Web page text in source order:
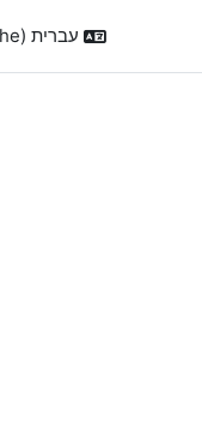
עברית ‎(he)‎